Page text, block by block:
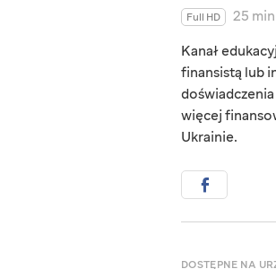
Full HD
25 min
Kanał
finansistą lub
więcej
Ukrainie.
DOSTĘPNE NA